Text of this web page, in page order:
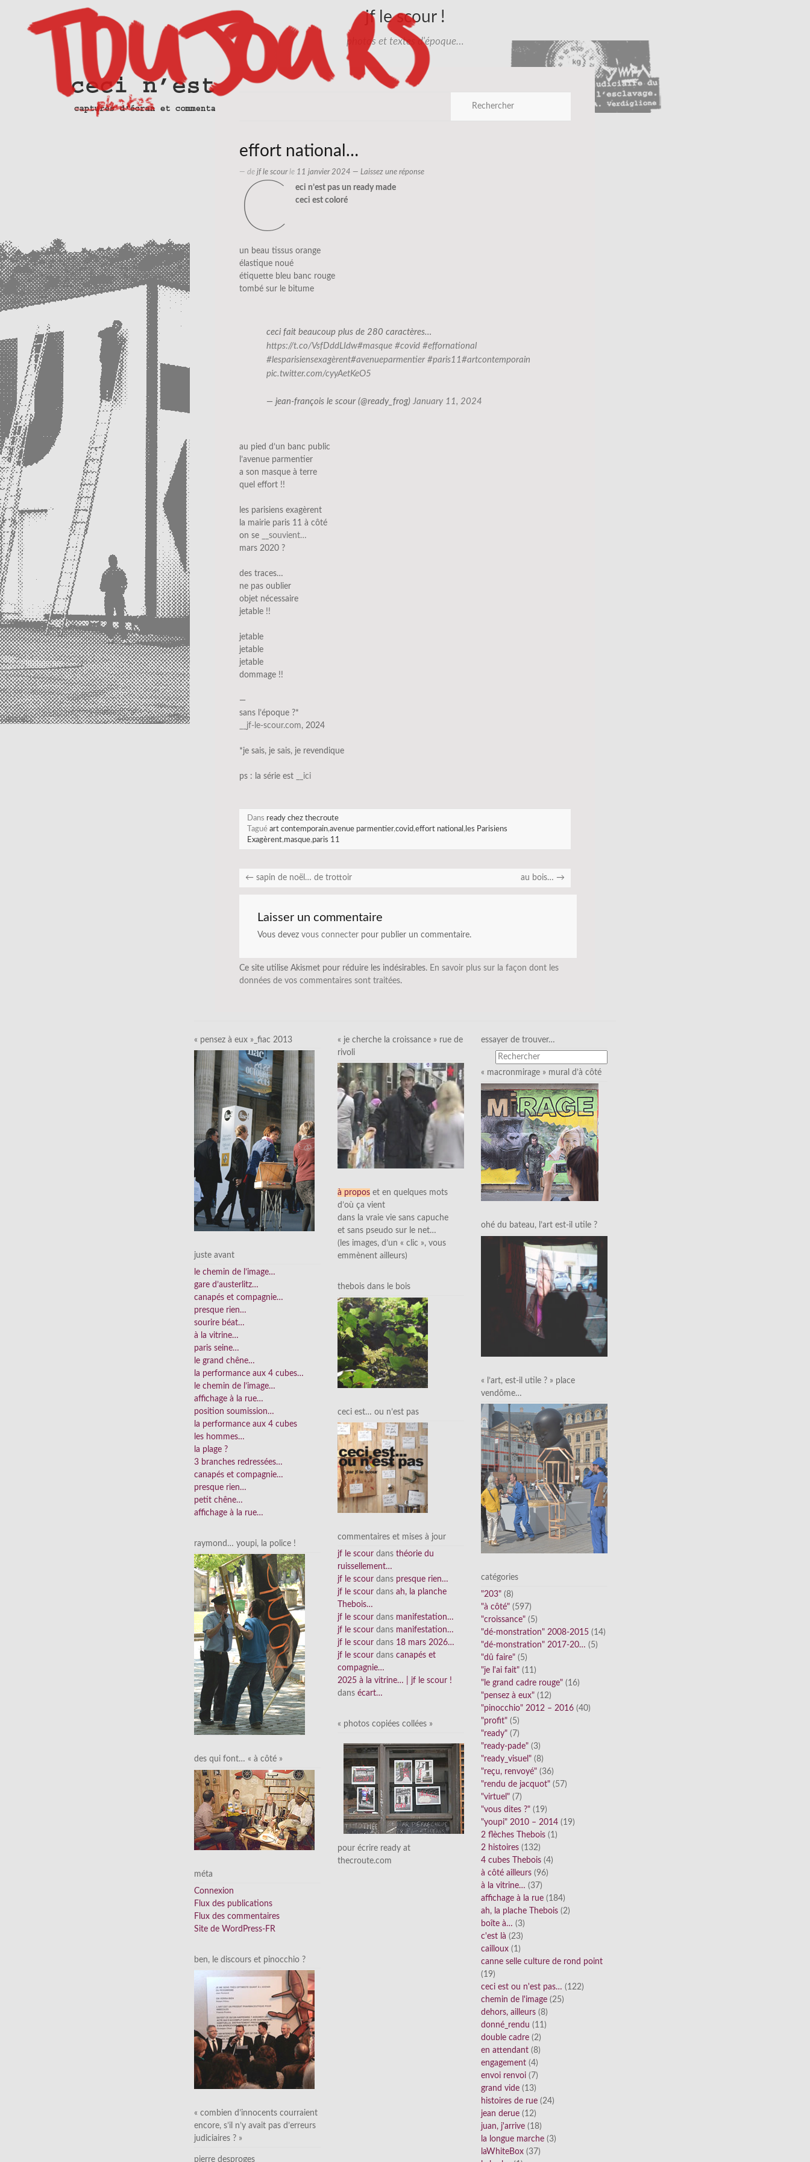
jf le scour !
photos et textes d'époque…
effort national…
— de jf le scourle 11 janvier 2024 — Laissez une réponse
c
eci n’est pas un ready made
ceci est coloré
un beau tissus orange
élastique noué
étiquette bleu banc rouge
tombé sur le bitume
ceci fait beaucoup plus de 280 caractères…
https://t.co/VsfDddLIdw#masque #covid #effornational
#lesparisiensexagèrent#avenueparmentier #paris11 #artcontemporain
pic.twitter.com/cyyAetKeO5
— jean-françois le scour (@ready_frog) January 11, 2024
au pied d’un banc public
l’avenue parmentier
a son masque à terre
quel effort !!
les parisiens exagèrent
la mairie paris 11 à côté
on se
__souvient…
mars 2020 ?
des traces…
ne pas oublier
objet nécessaire
jetable !!
jetable
jetable
jetable
dommage !!
—
sans l’époque ?*
__jf-le-scour.com, 2024
*je sais, je sais, je revendique
ps : la série est __ici
Dans ready chez thecroute
Tagué art contemporain,avenue parmentier,covid,effort national ,les Parisiens
Exagèrent,masque,paris 11
← sapin de noël… de trottoir au bois… →
Laisser un commentaire
Vous devez vous connecter pour publier un commentaire.
Ce site utilise Akismet pour réduire les indésirables. En savoir plus sur la façon dont les
données de vos commentaires sont traitées.
« pensez à eux »_fiac 2013
juste avant
le chemin de l’image…
gare d’austerlitz…
canapés et compagnie…
presque rien…
sourire béat…
à la vitrine…
paris seine…
le grand chêne…
la performance aux 4 cubes…
le chemin de l’image…
affichage à la rue…
position soumission…
la performance aux 4 cubes
les hommes…
la plage ?
3 branches redressées…
canapés et compagnie…
presque rien…
petit chêne…
affichage à la rue…
raymond… youpi, la police !
des qui font… « à côté »
méta
Connexion
Flux des publications
Flux des commentaires
Site de WordPress-FR
ben, le discours et pinocchio ?
« combien d’innocents courraient
encore, s’il n’y avait pas d’erreurs
judiciaires ? »
pierre desproges
« je cherche la croissance » rue de
rivoli
à propos et en quelques mots
d’où ça vient
dans la vraie vie sans capuche
et sans pseudo sur le net…
(les images, d’un « clic », vous
emmènent ailleurs)
thebois dans le bois
ceci est… ou n’est pas
commentaires et mises à jour
jf le scour dans théorie du
ruissellement…
jf le scour dans presque rien…
jf le scour dans ah, la planche
Thebois…
jf le scour dans manifestation…
jf le scour dans manifestation…
jf le scour dans 18 mars 2026…
jf le scour dans canapés et
compagnie…
2025 à la vitrine… | jf le scour !
dans écart…
« photos copiées collées »
pour écrire ready at
thecroute.com
essayer de trouver…
« macronmirage » mural d’à côté
ohé du bateau, l’art est-il utile ?
« l’art, est-il utile ? » place
vendôme…
catégories
"203" (8)
"à côté" (597)
"croissance" (5)
"dé-monstration" 2008-2015 (14)
"dé-monstration" 2017-20… (5)
"dû faire" (5)
"je l'ai fait" (11)
"le grand cadre rouge" (16)
"pensez à eux" (12)
"pinocchio" 2012 – 2016 (40)
"profit" (5)
"ready" (7)
"ready-pade" (3)
"ready_visuel" (8)
"reçu, renvoyé" (36)
"rendu de jacquot" (57)
"virtuel" (7)
"vous dites ?" (19)
"youpi" 2010 – 2014 (19)
2 flèches Thebois (1)
2 histoires (132)
4 cubes Thebois (4)
à côté ailleurs (96)
à la vitrine… (37)
affichage à la rue (184)
ah, la plache Thebois (2)
boîte à… (3)
c'est là (23)
cailloux (1)
canne selle culture de rond point
(19)
ceci est ou n'est pas… (122)
chemin de l'image (25)
dehors, ailleurs (8)
donné_rendu (11)
double cadre (2)
en attendant (8)
engagement (4)
envoi renvoi (7)
grand vide (13)
histoires de rue (24)
jean derue (12)
juan, j'arrive (18)
la longue marche (3)
laWhiteBox (37)